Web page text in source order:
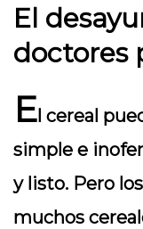
El
doctores
El cereal
simple e
y listo. Pero
muchos